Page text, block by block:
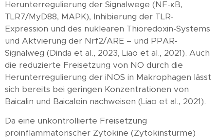
Herunterregulierung der Signalwege (NF-κB,
TLR7/MyD88, MAPK), Inhibierung der TLR-
Expression und des nuklearen Thioredoxin-Systems
und Aktvierung der Nrf2/ARE – und PPAR-
Signalweg (Dinda et al., 2023, Liao et al., 2021). Auch
die reduzierte Freisetzung von NO durch die
Herunterregulierung der iNOS in Makrophagen lässt
sich bereits bei geringen Konzentrationen von
Baicalin und Baicalein nachweisen (Liao et al., 2021).
Da eine unkontrollierte Freisetzung
proinflammatorischer Zytokine (Zytokinstürme)